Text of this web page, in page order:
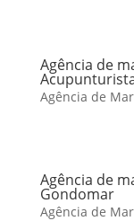
Agência de
Agência de
Agência de
Gondomar
Agência de